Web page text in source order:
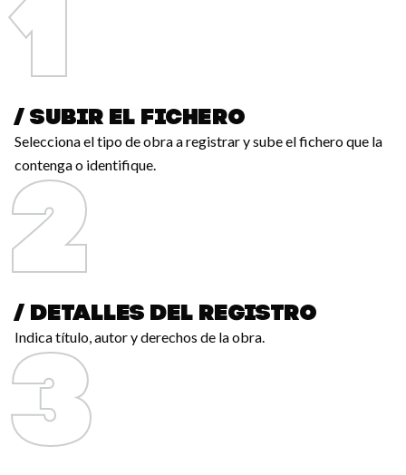
/ SUBIR EL FICHERO
Selecciona el tipo de obra a registrar y sube el fichero que la
contenga o identifique.
/ DETALLES DEL REGISTRO
Indica título, autor y derechos de la obra.